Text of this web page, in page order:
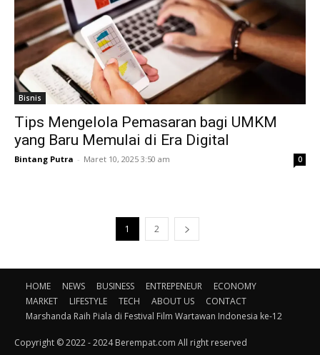
Bisnis
Tips Mengelola Pemasaran bagi UMKM
yang Baru Memulai di Era Digital
Bintang Putra - Maret 10, 2025 3:50 am 0
1 2
HOME NEWS BUSINESS ENTREPENEUR
ECONOMY
MARKET
LIFESTYLE TECH ABOUT US
CONTACT
Marshanda Raih Piala di Festival Film Wartawan Indonesia ke-12
Copyright © 2022 - 2024 Berempat.com All right reserved